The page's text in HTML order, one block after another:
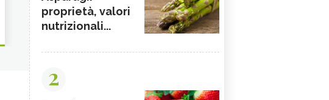
proprietà, valori
nutrizionali...
2